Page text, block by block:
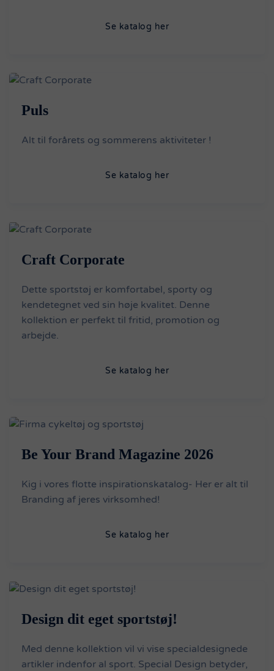
Se katalog her
Puls
Alt til forårets og sommerens aktiviteter !
Se katalog her
Craft Corporate
Dette sportstøj er komfortabel, sporty og
kendetegnet ved sin høje kvalitet. Denne
kollektion er perfekt til fritid, promotion og
arbejde.
Se katalog her
Be Your Brand Magazine 2026
Kig i vores flotte inspirationskatalog- Her er alt til
Branding af jeres virksomhed!
Se katalog her
Design dit eget sportstøj!
Med denne kollektion vil vi vise specialdesignede
artikler indenfor al sport. Special Design betyder,